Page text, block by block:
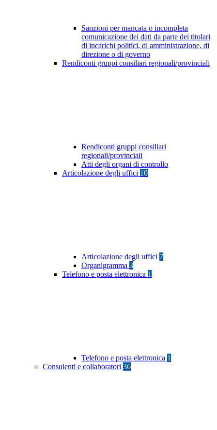
Sanzioni per mancata o incompleta
comunicazione dei dati da parte dei titolari
di incarichi politici, di amministrazione, di
direzione o di governo
Rendiconti gruppi consiliari regionali/provinciali
Rendiconti gruppi consiliari
regionali/provinciali
Atti degli organi di controllo
Articolazione degli uffici 10
Articolazione degli uffici 7
Organigramma 3
Telefono e posta elettronica 1
Telefono e posta elettronica 1
Consulenti e collaboratori 36